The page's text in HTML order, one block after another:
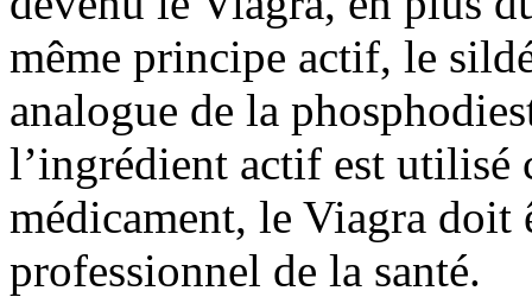
même principe actif, le
analogue de la
l’ingrédient actif est utilisé
médicament, le Viagra doit
professionnel de la santé.